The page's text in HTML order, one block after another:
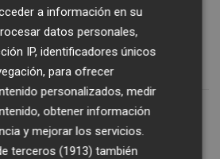
al dólary al inicio de la
entre las dos
en 1,2931 unidades.
ABRE
EL IBEX 35 ABRE
BURSÁTIL
a información en su
datos personales,
IP, identificadores únicos
para ofrecer
personalizados, medir
obtener información
y mejorar los servicios.
terceros (1913) también